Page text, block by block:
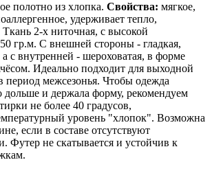
полотно из хлопка. Свойства: мягкое,
удерживает тепло,
Ткань 2-х ниточная, с высокой
гр.м. С внешней стороны - гладкая,
с внутренней - шероховатая, в форме
Идеально подходит для выходной
период межсезонья. Чтобы одежда
и держала форму, рекомендуем
не более 40 градусов,
уровень "хлопок". Возможна
если в составе отсутствуют
Футер не скатывается и устойчив к